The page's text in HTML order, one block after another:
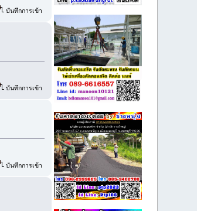
บันทึกการเข้า
บันทึกการเข้า
บันทึกการเข้า